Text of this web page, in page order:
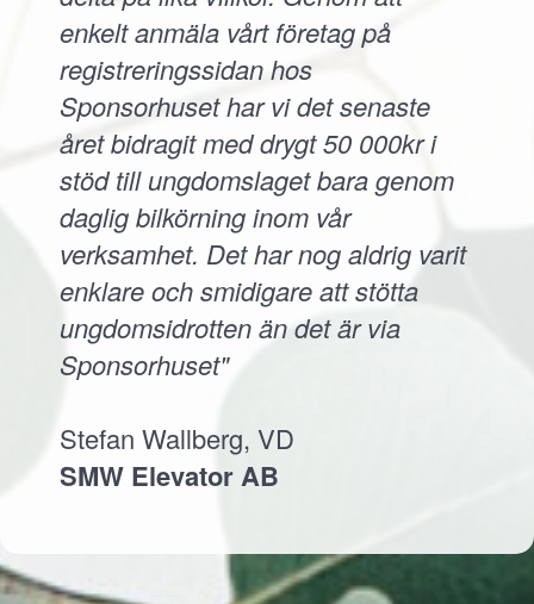
enkelt anmäla vårt företag på
registreringssidan hos
Sponsorhuset har vi det senaste
året bidragit med drygt 50 000kr i
stöd till ungdomslaget bara genom
daglig bilkörning inom vår
verksamhet. Det har nog aldrig varit
enklare och smidigare att stötta
ungdomsidrotten än det är via
Sponsorhuset"
Stefan Wallberg, VD
SMW Elevator AB